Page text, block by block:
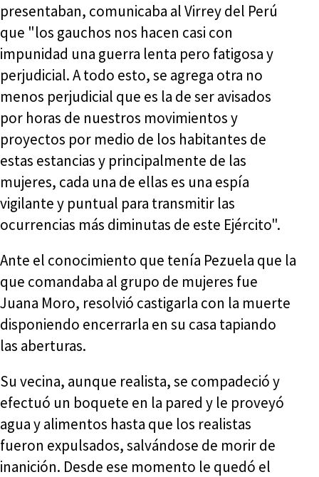
presentaban, comunicaba al Virrey del Perú
que "los gauchos nos hacen casi con
impunidad una guerra lenta pero fatigosa y
perjudicial. A todo esto, se agrega otra no
menos perjudicial que es la de ser avisados
por horas de nuestros movimientos y
proyectos por medio de los habitantes de
estas estancias y principalmente de las
mujeres, cada una de ellas es una espía
vigilante y puntual para transmitir las
ocurrencias más diminutas de este Ejército".
Ante el conocimiento que tenía Pezuela que la
que comandaba al grupo de mujeres fue
Juana Moro, resolvió castigarla con la muerte
disponiendo encerrarla en su casa tapiando
las aberturas.
Su vecina, aunque realista, se compadeció y
efectuó un boquete en la pared y le proveyó
agua y alimentos hasta que los realistas
fueron expulsados, salvándose de morir de
inanición. Desde ese momento le quedó el